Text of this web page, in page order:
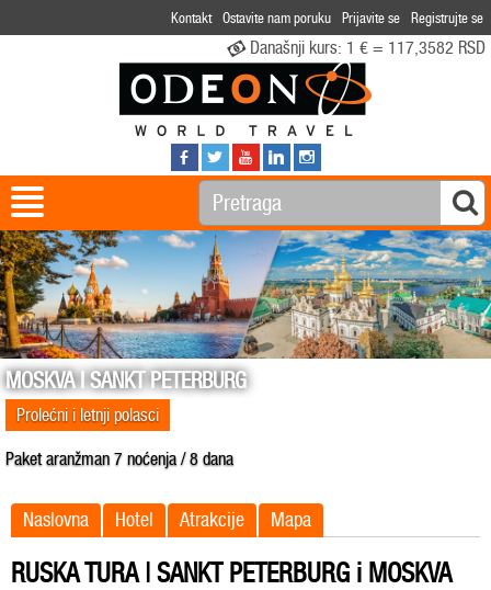
Kontakt Ostavite nam poruku Prijavite se Registrujte se
Današnji kurs: 1 € = 117,3582 RSD
MOSKVA I SANKT PETERBURG
Prolećni i letnji polasci
Paket aranžman 7 noćenja / 8 dana
Naslovna Hotel Atrakcije Mapa
RUSKA TURA | SANKT PETERBURG i MOSKVA